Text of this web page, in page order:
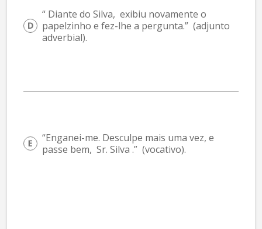
“ Diante do Silva,  exibiu novamente o
papelzinho e fez-lhe a pergunta.”  (adjunto
adverbial).
“Enganei-me. Desculpe mais uma vez, e
passe bem,  Sr. Silva .”  (vocativo).